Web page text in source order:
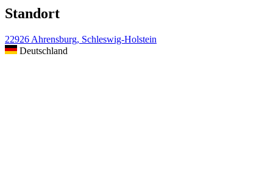
Standort
22926 Ahrensburg, Schleswig-Holstein
Deutschland